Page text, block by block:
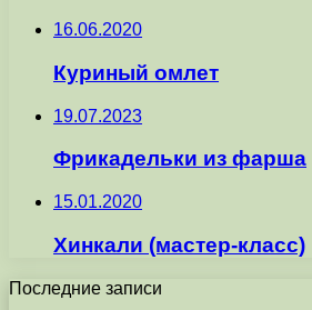
16.06.2020
Куриный омлет
19.07.2023
Фрикадельки из фарша
15.01.2020
Хинкали (мастер-класс)
Последние записи